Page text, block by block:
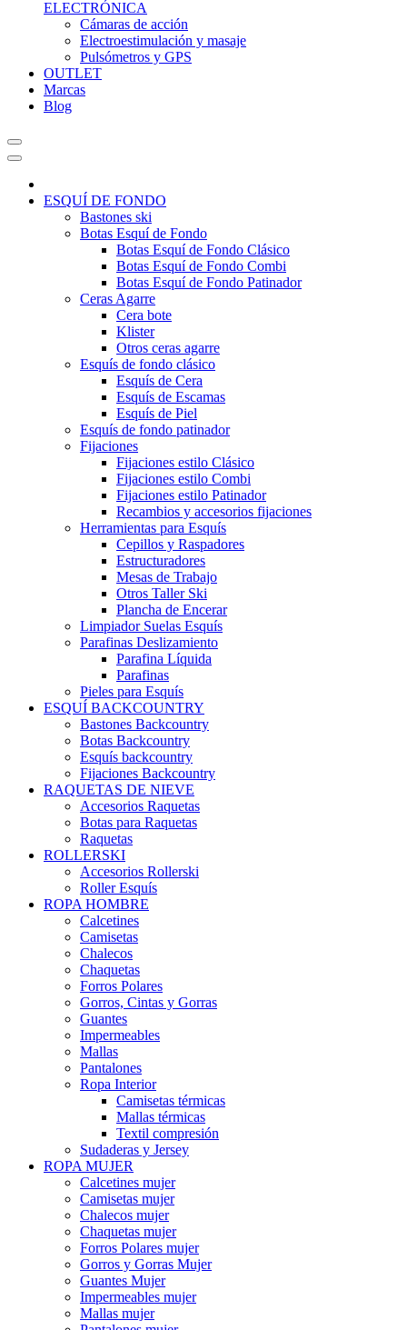
ELECTRÓNICA
Cámaras de acción
Electroestimulación y masaje
Pulsómetros y GPS
OUTLET
Marcas
Blog
ESQUÍ DE FONDO
Bastones ski
Botas Esquí de Fondo
Botas Esquí de Fondo Clásico
Botas Esquí de Fondo Combi
Botas Esquí de Fondo Patinador
Ceras Agarre
Cera bote
Klister
Otros ceras agarre
Esquís de fondo clásico
Esquís de Cera
Esquís de Escamas
Esquís de Piel
Esquís de fondo patinador
Fijaciones
Fijaciones estilo Clásico
Fijaciones estilo Combi
Fijaciones estilo Patinador
Recambios y accesorios fijaciones
Herramientas para Esquís
Cepillos y Raspadores
Estructuradores
Mesas de Trabajo
Otros Taller Ski
Plancha de Encerar
Limpiador Suelas Esquís
Parafinas Deslizamiento
Parafina Líquida
Parafinas
Pieles para Esquís
ESQUÍ BACKCOUNTRY
Bastones Backcountry
Botas Backcountry
Esquís backcountry
Fijaciones Backcountry
RAQUETAS DE NIEVE
Accesorios Raquetas
Botas para Raquetas
Raquetas
ROLLERSKI
Accesorios Rollerski
Roller Esquís
ROPA HOMBRE
Calcetines
Camisetas
Chalecos
Chaquetas
Forros Polares
Gorros, Cintas y Gorras
Guantes
Impermeables
Mallas
Pantalones
Ropa Interior
Camisetas térmicas
Mallas térmicas
Textil compresión
Sudaderas y Jersey
ROPA MUJER
Calcetines mujer
Camisetas mujer
Chalecos mujer
Chaquetas mujer
Forros Polares mujer
Gorros y Gorras Mujer
Guantes Mujer
Impermeables mujer
Mallas mujer